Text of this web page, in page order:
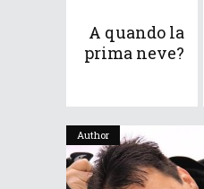
A quando la
prima neve?
Author